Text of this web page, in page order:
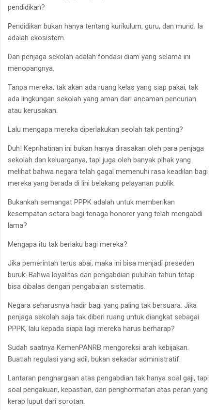
pendidikan?
Pendidikan bukan hanya tentang kurikulum, guru, dan murid. Ia
adalah ekosistem.
Dan penjaga sekolah adalah fondasi diam yang selama ini
menopangnya.
Tanpa mereka, tak akan ada ruang kelas yang siap pakai, tak
ada lingkungan sekolah yang aman dari ancaman pencurian
atau kerusakan.
Lalu mengapa mereka diperlakukan seolah tak penting?
Duh! Keprihatinan ini bukan hanya dirasakan oleh para penjaga
sekolah dan keluarganya, tapi juga oleh banyak pihak yang
melihat bahwa negara telah gagal memenuhi rasa keadilan bagi
mereka yang berada di lini belakang pelayanan publik.
Bukankah semangat PPPK adalah untuk memberikan
kesempatan setara bagi tenaga honorer yang telah mengabdi
lama?
Mengapa itu tak berlaku bagi mereka?
Jika pemerintah terus abai, maka ini bisa menjadi preseden
buruk: Bahwa loyalitas dan pengabdian puluhan tahun tetap
bisa dibalas dengan pengabaian sistematis.
Negara seharusnya hadir bagi yang paling tak bersuara. Jika
penjaga sekolah saja tak diberi ruang untuk diangkat sebagai
PPPK, lalu kepada siapa lagi mereka harus berharap?
Sudah saatnya KemenPANRB mengoreksi arah kebijakan.
Buatlah regulasi yang adil, bukan sekadar administratif.
Lantaran penghargaan atas pengabdian tak hanya soal gaji, tapi
soal pengakuan, kepastian, dan penghormatan atas peran yang
kerap luput dari sorotan.